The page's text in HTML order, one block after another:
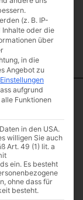
/ Jura Marmor
– 150
50 OF
130 –
(z. B. IP-
Inhalte oder die
über
in die
Angebot zu
Einstellungen
aufgrund
Funktionen
in den USA.
willigen Sie auch
Art. 49 (1) lit. a
ein. Es besteht
ohne dass für
besteht.